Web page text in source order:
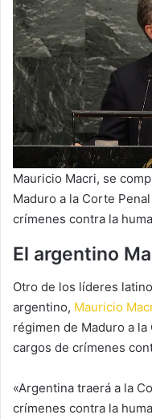
Mauricio Macri, se
Maduro a la Corte
crímenes contra la
El argentino
Otro de los líderes
argentino, Mauricio
régimen de Maduro a
cargos de crímenes
«Argentina traerá a la
crímenes contra la